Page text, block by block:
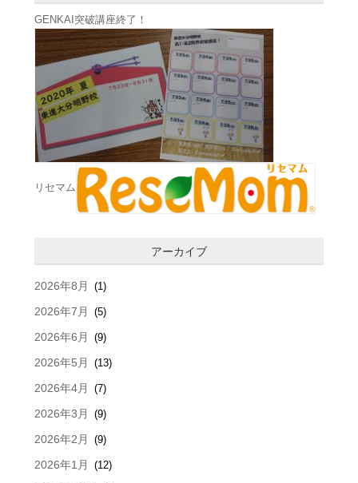
GENKAI突破講座終了！
リセマム
アーカイブ
2026年8月 (1)
2026年7月 (5)
2026年6月 (9)
2026年5月 (13)
2026年4月 (7)
2026年3月 (9)
2026年2月 (9)
2026年1月 (12)